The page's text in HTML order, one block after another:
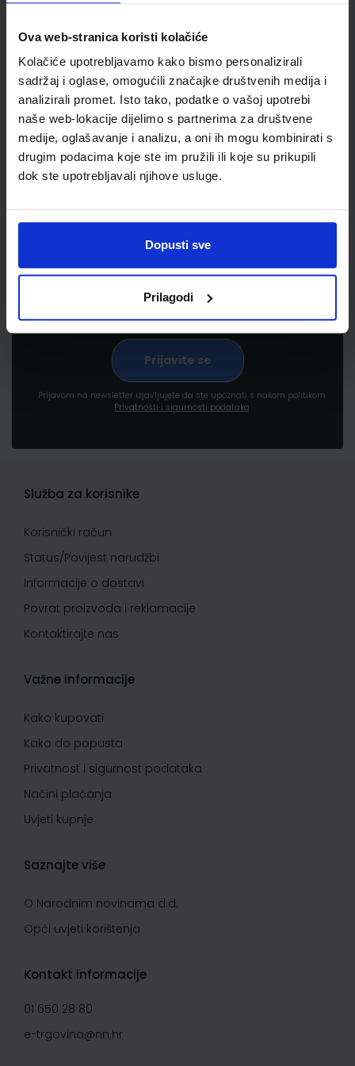
Ova web-stranica koristi kolačiće
Kolačiće upotrebljavamo kako bismo personalizirali
sadržaj i oglase, omogućili značajke društvenih medija i
analizirali promet. Isto tako, podatke o vašoj upotrebi
naše web-lokacije dijelimo s partnerima za društvene
medije, oglašavanje i analizu, a oni ih mogu kombinirati s
drugim podacima koje ste im pružili ili koje su prikupili
dok ste upotrebljavali njihove usluge.
Dopusti sve
Prilagodi
Newsletter prijava
Prijavite se kako bi primali informacije o novim
proizvodima i uslugama, akcijama i drugim
Prijavom na newsletter izjavljujete da ste upoznati s našom politikom
Privatnosti i sigurnosti podataka
Služba za korisnike
Korisnički račun
Status/Povijest narudžbi
Informacije o dostavi
Povrat proizvoda i reklamacije
Kontaktirajte nas
Važne informacije
Kako kupovati
Kako do popusta
Privatnost i sigurnost podataka
Načini plaćanja
Uvjeti kupnje
Saznajte više
O Narodnim novinama d.d.
Opći uvjeti korištenja
Kontakt informacije
01 650 28 80
e-trgovina@nn.hr